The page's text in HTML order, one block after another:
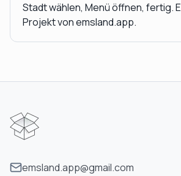
Stadt wählen, Menü öffnen, fertig.
Projekt von emsland.app.
emsland.app@gmail.com